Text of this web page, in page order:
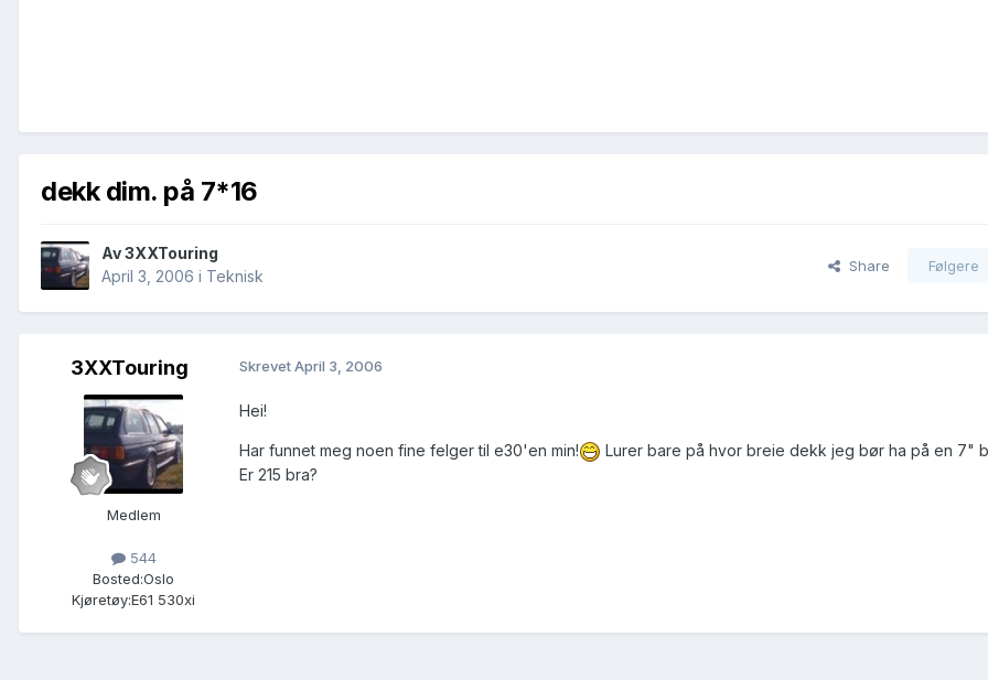
dekk dim. på 7*16
Av3XXTouring
April 3, 2006 i Teknisk
Share Følgere
3XXTouring
Medlem
544
Bosted:Oslo
Kjøretøy:E61 530xi
SkrevetApril 3, 2006
Hei!
Har funnet meg noen fine felger til e30'en min!
Lurer bare på hvor breie dekk jeg bør ha på en 7"
Er 215 bra?